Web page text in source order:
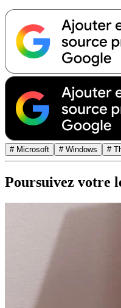
# Microsoft # Windows #
Poursuivez votre